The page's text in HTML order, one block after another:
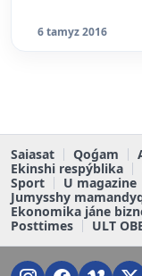
6 tamyz 2016
Saiasat Qoǵam
Ekinshi respýblika
Sport
U magazine
Jumysshy
Ekonomika jáne
Posttimes
ULT